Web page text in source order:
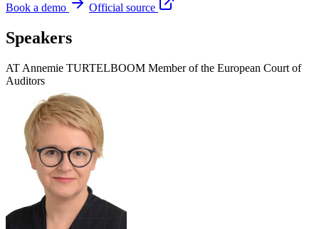
Book a demo
Official source
Speakers
AT Annemie TURTELBOOM Member of the European Court of
Auditors